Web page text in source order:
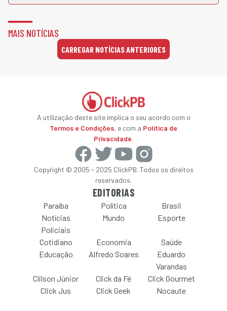
MAIS NOTÍCIAS
CARREGAR NOTÍCIAS ANTERIORES
A utilização deste site implica o seu acordo com o
Termos e Condições, e com a Política de
Privacidade.
Copyright © 2005 - 2025 ClickPB. Todos os direitos
reservados.
EDITORIAS
Paraíba Política
Brasil
Notícias
Policiais
Mundo Esporte
Cotidiano Economia
Saúde
Educação
Alfredo Soares
Eduardo
Varandas
Clilson Júnior
Click da Fé
Click Gourmet
Click Jus
Click Geek Nocaute